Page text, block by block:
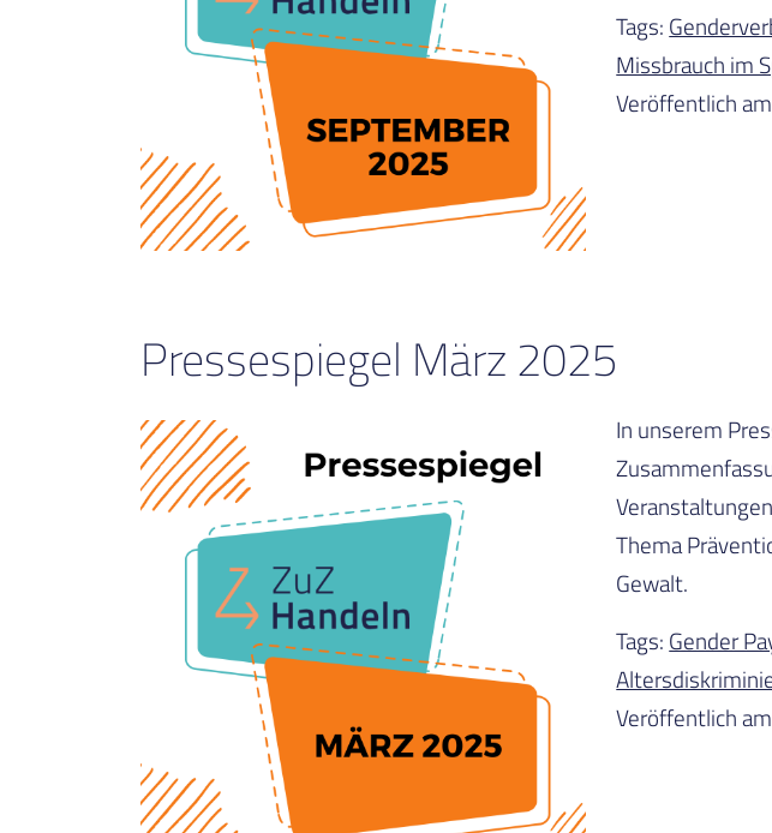
Tags:
Missbrauch im
Veröffentlich
Pressespiegel März 2025
In unserem
Thema
Gewalt.
Tags: Gender
Veröffentlich